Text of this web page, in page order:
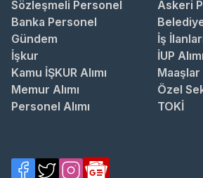
Sözleşmeli Personel
Askeri
Banka Personel
Gündem
İş
İşkur
İUP
Kamu İŞKUR Alımı
Maaşlar
Memur Alımı
Özel
Personel Alımı
TOKİ